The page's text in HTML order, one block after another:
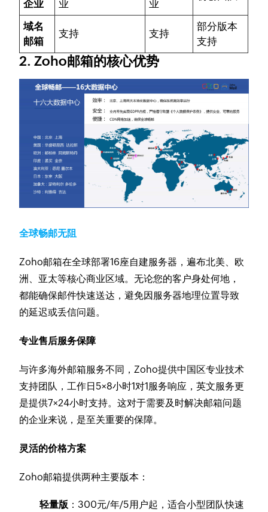
企业 业 业
域名
邮箱
支持 支持
部分版本
支持
2. Zoho邮箱的核心优势
全球畅邮无阻
Zoho邮箱在全球部署16座自建服务器，遍布北美、欧
洲、亚太等核心商业区域。无论您的客户身处何地，
都能确保邮件快速送达，避免因服务器地理位置导致
的延迟或丢信问题。
专业售后服务保障
与许多海外邮箱服务不同，Zoho提供中国区专业技术
支持团队，工作日5×8小时1对1服务响应，英文服务更
是提供7×24小时支持。这对于需要及时解决邮箱问题
的企业来说，是至关重要的保障。
灵活的价格方案
Zoho邮箱提供两种主要版本：
轻量版 ：300元/年/5用户起，适合小型团队快速